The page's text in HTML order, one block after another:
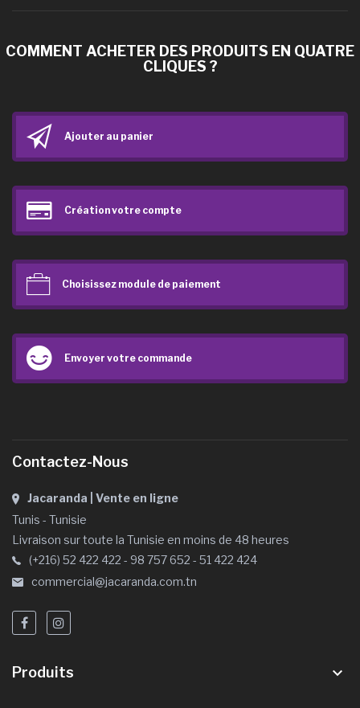
COMMENT ACHETER DES PRODUITS EN QUATRE
CLIQUES ?
Ajouter au panier
Création votre compte
Choisissez module de paiement
Envoyer votre commande
Contactez-Nous
Jacaranda | Vente en ligne
Tunis - Tunisie
Livraison sur toute la Tunisie en moins de 48 heures
(+216) 52 422 422 - 98 757 652 - 51 422 424
commercial@jacaranda.com.tn
Produits keyboard_arrow_down